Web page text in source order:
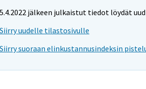
5.4.2022 jälkeen julkaistut tiedot löydät
Siirry uudelle tilastosivulle
Siirry suoraan elinkustannusindeksin